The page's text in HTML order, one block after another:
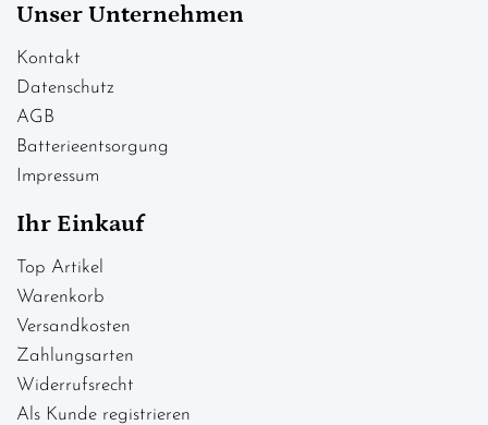
Unser Unternehmen
Kontakt
Datenschutz
AGB
Batterieentsorgung
Impressum
Ihr Einkauf
Top Artikel
Warenkorb
Versandkosten
Zahlungsarten
Widerrufsrecht
Als Kunde registrieren